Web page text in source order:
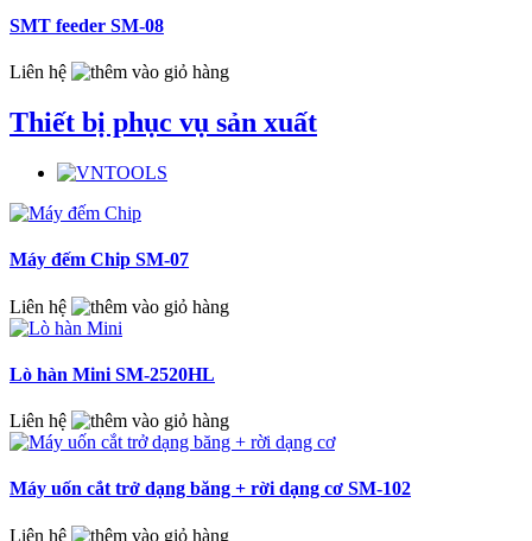
SMT feeder SM-08
Liên hệ
Thiết bị phục vụ sản xuất
Máy đếm Chip SM-07
Liên hệ
Lò hàn Mini SM-2520HL
Liên hệ
Máy uốn cắt trở dạng băng + rời dạng cơ SM-102
Liên hệ